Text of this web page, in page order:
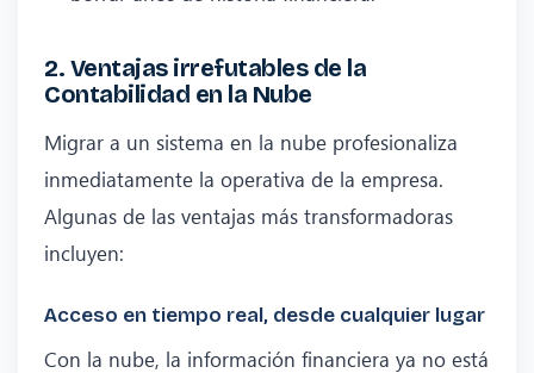
2. Ventajas irrefutables de la
Contabilidad en la Nube
Migrar a un sistema en la nube profesionaliza
inmediatamente la operativa de la empresa.
Algunas de las ventajas más transformadoras
incluyen:
Acceso en tiempo real, desde cualquier lugar
Con la nube, la información financiera ya no está